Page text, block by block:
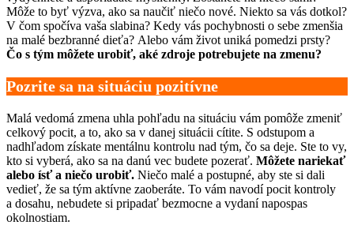
Môže to byť výzva, ako sa naučiť niečo nové. Niekto sa vás dotkol?
V čom spočíva vaša slabina? Kedy vás pochybnosti o sebe zmenšia
na malé bezbranné dieťa? Alebo vám život uniká pomedzi prsty?
Čo s tým môžete urobiť, aké zdroje potrebujete na zmenu?
Pozrite sa na situáciu pozitívne
Malá vedomá zmena uhla pohľadu na situáciu vám pomôže zmeniť
celkový pocit, a to, ako sa v danej situácii cítite. S odstupom a
nadhľadom získate mentálnu kontrolu nad tým, čo sa deje. Ste to vy,
kto si vyberá, ako sa na danú vec budete pozerať. Môžete nariekať
alebo ísť a niečo urobiť. Niečo malé a postupné, aby ste si dali
vedieť, že sa tým aktívne zaoberáte. To vám navodí pocit kontroly
a dosahu, nebudete si pripadať bezmocne a vydaní napospas
okolnostiam.